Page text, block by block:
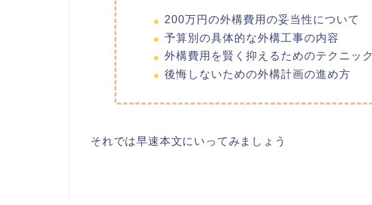
200万円の外構費用の妥当性について
予算別の具体的な外構工事の内容
外構費用を賢く抑えるためのテクニック
後悔しないための外構計画の進め方
それでは早速本文にいってみましょう